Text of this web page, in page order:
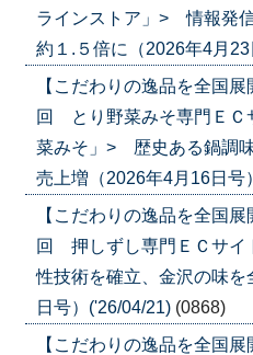
ラインストア」> 情報発
約１.５倍に（2026年4月
【こだわりの逸品を全国
回 とり野菜みそ専門Ｅ
菜みそ」> 歴史ある鍋調
売上増（2026年4月16日号
【こだわりの逸品を全国
回 押しずし専門ＥＣサ
性技術を確立、金沢の味
日号）('26/04/21) (0868)
【こだわりの逸品を全国